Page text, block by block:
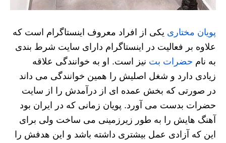
پویان مختاری یکی از افراد معروف اینستاگرام است که
علاوه بر فعالیت در اینستاگرام دارای سایت شرط بندی
به نام حضرات بت نیز است. او به خوانندگی علاقه
زیادی دارد و شغل اصلیش را همین خوانندگی می داند
در صورتی که بخش عمده ای از درآمدش را از سایت
حضرات بدست می آورد. پویان زمانی که در ایران بود
آهنگ هایش را به طور زیرزمینی می ساخت ولی برای
این که آزادی عمل بیشتری داشته باشد و این هدفش را